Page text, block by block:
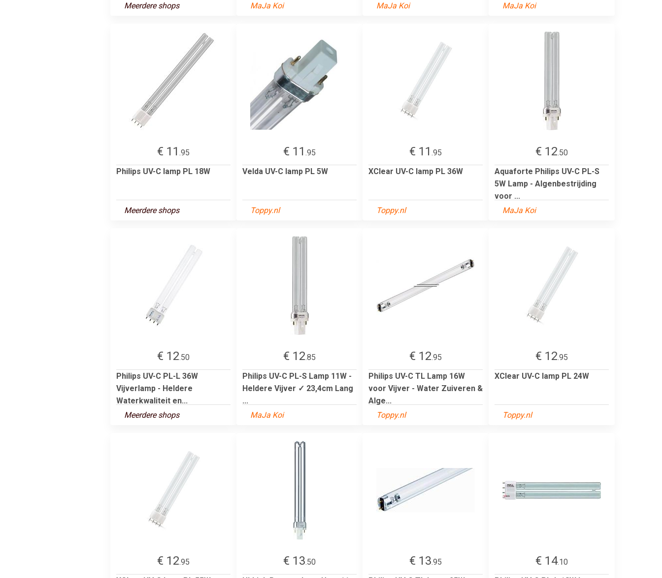
Meerdere shops MaJa Koi
MaJa Koi
MaJa Koi
€ 11 .95
Philips UV-C lamp PL 18W
Meerdere shops
€ 11 .95
Velda UV-C lamp PL 5W
Toppy.nl
€ 11 .95
XClear UV-C lamp PL 36W
Toppy.nl
€ 12.50
Aquaforte Philips UV-C PL-S
5W Lamp - Algenbestrijding
voor ...
MaJa Koi
€ 12.50
Philips UV-C PL-L 36W
Vijverlamp - Heldere
Waterkwaliteit en...
Meerdere shops
€ 12.85
Philips UV-C PL-S Lamp 11W -
Heldere Vijver ✓ 23,4cm Lang
...
MaJa Koi
€ 12.95
Philips UV-C TL Lamp 16W
voor Vijver - Water Zuiveren &
Alge...
Toppy.nl
€ 12.95
XClear UV-C lamp PL 24W
Toppy.nl
€ 12.95
€ 13.50
€ 13.95
€ 14.10